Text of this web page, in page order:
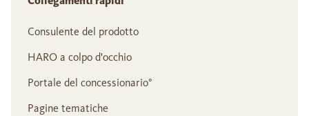
Consulente del prodotto
HARO a colpo d'occhio
Portale del concessionario°
Pagine tematiche